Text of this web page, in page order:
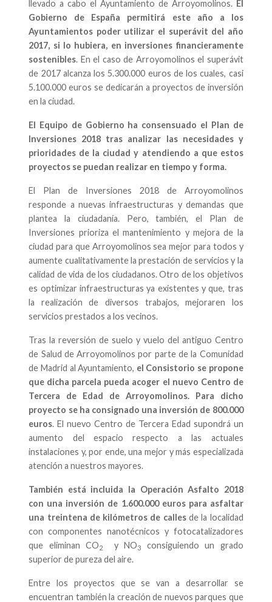
llevado a cabo el Ayuntamiento de Arroyomolinos. El
Gobierno de España permitirá este año a los
Ayuntamientos poder utilizar el superávit del año
2017, si lo hubiera, en inversiones financieramente
sostenibles. En el caso de Arroyomolinos el superávit
de 2017 alcanza los 5.300.000 euros de los cuales, casi
5.100.000 euros se dedicarán a proyectos de inversión
en la ciudad.
El Equipo de Gobierno ha consensuado el Plan de
Inversiones 2018 tras analizar las necesidades y
prioridades de la ciudad y atendiendo a que estos
proyectos se puedan realizar en tiempo y forma.
El Plan de Inversiones 2018 de Arroyomolinos
responde a nuevas infraestructuras y demandas que
plantea la ciudadanía. Pero, también, el Plan de
Inversiones prioriza el mantenimiento y mejora de la
ciudad para que Arroyomolinos sea mejor para todos y
aumente cualitativamente la prestación de servicios y la
calidad de vida de los ciudadanos. Otro de los objetivos
es optimizar infraestructuras ya existentes y que, tras
la realización de diversos trabajos, mejoraren los
servicios prestados a los vecinos.
Tras la reversión de suelo y vuelo del antiguo Centro
de Salud de Arroyomolinos por parte de la Comunidad
de Madrid al Ayuntamiento, el Consistorio se propone
que dicha parcela pueda acoger el nuevo Centro de
Tercera de Edad de Arroyomolinos. Para dicho
proyecto se ha consignado una inversión de 800.000
euros. El nuevo Centro de Tercera Edad supondrá un
aumento del espacio respecto a las actuales
instalaciones y, por ende, una mejor y más especializada
atención a nuestros mayores.
También está incluida la Operación Asfalto 2018
con una inversión de 1.600.000 euros para asfaltar
una treintena de kilómetros de callesde la localidad
con componentes nanotécnicos y fotocatalizadores
que eliminan CO2 y NO3
consiguiendo un grado
superior de pureza del aire.
Entre los proyectos que se van a desarrollar se
encuentran también la creación de nuevos parques que